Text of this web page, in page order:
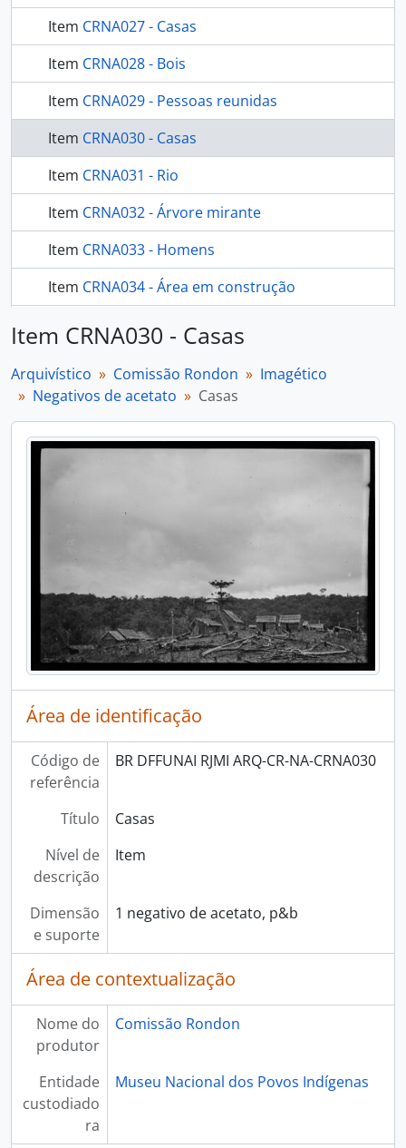
Item CRNA027 - Casas
Item CRNA028 - Bois
Item CRNA029 - Pessoas reunidas
Item CRNA030 - Casas
Item CRNA031 - Rio
Item CRNA032 - Árvore mirante
Item CRNA033 - Homens
Item CRNA034 - Área em construção
mais 289...
Item CRNA030 - Casas
Arquivístico Comissão Rondon
Imagético
Negativos de acetato
Casas
Área de identificação
Código de
referência
BR DFFUNAI RJMI ARQ-CR-NA-CRNA030
Título
Casas
Nível de
descrição
Item
Dimensão
e suporte
1 negativo de acetato, p&b
Área de contextualização
Nome do
produtor
Comissão Rondon
Entidade
custodiado
ra
Museu Nacional dos Povos Indígenas